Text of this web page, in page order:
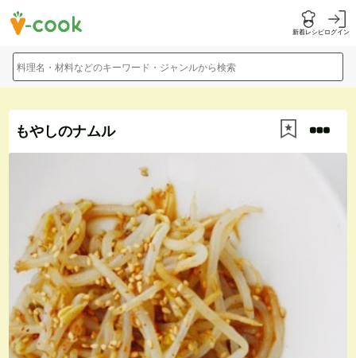
新着レシピログイン
料理名・材料などのキーワード・ジャンルから検索
もやしのナムル